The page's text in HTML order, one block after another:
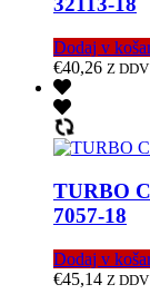
Dodaj v
€40,26 Z DDV
TURBO
7057-18
Dodaj v
€45,14 Z DDV